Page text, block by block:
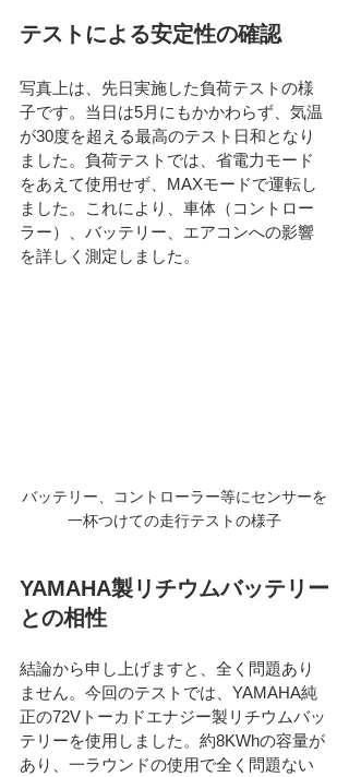
テストによる安定性の確認
写真上は、先日実施した負荷テストの様
子です。当日は5月にもかかわらず、気温
が30度を超える最高のテスト日和となり
ました。負荷テストでは、省電力モード
をあえて使用せず、MAXモードで運転し
ました。これにより、車体（コントロー
ラー）、バッテリー、エアコンへの影響
を詳しく測定しました。
バッテリー、コントローラー等にセンサーを
一杯つけての走行テストの様子
YAMAHA製リチウムバッテリー
との相性
結論から申し上げますと、全く問題あり
ません。今回のテストでは、YAMAHA純
正の72Vトーカドエナジー製リチウムバッ
テリーを使用しました。約8KWhの容量が
あり、一ラウンドの使用で全く問題ない